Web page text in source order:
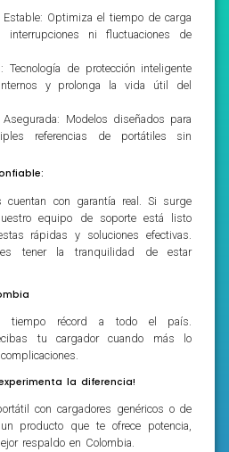
Optimiza el tiempo de carga
ni fluctuaciones de
Tecnología de protección inteligente
y prolonga la vida útil del
Modelos diseñados para
referencias de portátiles sin
cuentan con garantía real. Si surge
equipo de soporte está listo
rápidas y soluciones efectivas.
tener la tranquilidad de estar
tiempo récord a todo el país.
tu cargador cuando más lo
la diferencia!
con cargadores genéricos o de
producto que te ofrece potencia,
respaldo en Colombia.